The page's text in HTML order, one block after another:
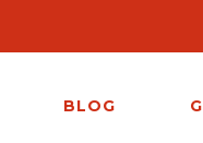
BLOG